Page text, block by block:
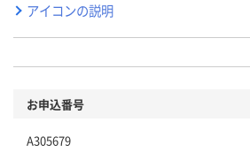
アイコンの説明
お申込番号
A305679